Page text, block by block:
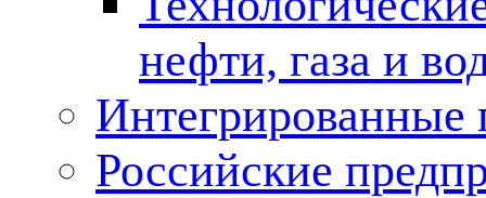
нефти, газа и
Российские